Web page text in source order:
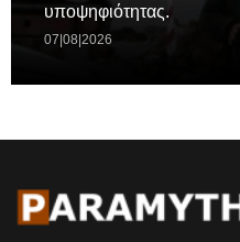
υποψηφιότητας.
07|08|2026